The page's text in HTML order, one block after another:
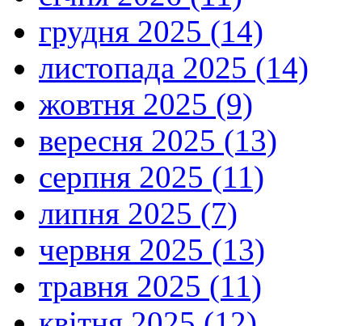
грудня 2025 (14)
листопада 2025 (14)
жовтня 2025 (9)
вересня 2025 (13)
серпня 2025 (11)
липня 2025 (7)
червня 2025 (13)
травня 2025 (11)